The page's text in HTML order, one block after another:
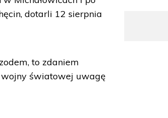
dotarli 12 sierpnia
to zdaniem
wojny światowej uwagę